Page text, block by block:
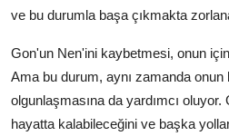
ve bu durumla başa çıkmakta
Gon'un Nen'ini kaybetmesi, onun
Ama bu durum, aynı zamanda
olgunlaşmasına da yardımcı
hayatta kalabileceğini ve başka